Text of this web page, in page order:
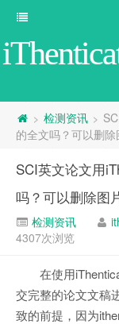
> 检测资讯 >
的全文吗？可以删除
SCI英文论文用
吗？可以删除图
检测资讯
4307次浏览
在使用
交完整的论文文稿
致的前提，因为